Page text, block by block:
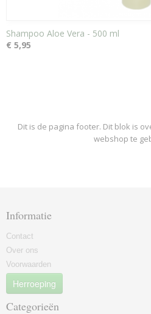
Shampoo Aloe Vera - 500 ml
€ 5,95
Dit is de pagina footer. Dit blok is
webshop te
Informatie
Contact
Over ons
Voorwaarden
Herroeping
Categorieën